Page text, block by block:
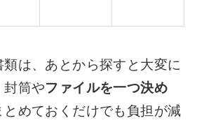
は、あとから探すと大変に
封筒やファイルを一つ決め
とめておくだけでも負担が減